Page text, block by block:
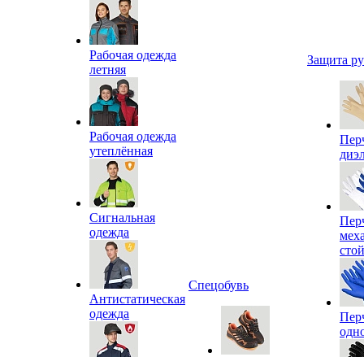
Рабочая одежда
летняя
Рабочая одежда
утеплённая
Сигнальная
одежда
Антистатическая
одежда
Спецобувь
Защита